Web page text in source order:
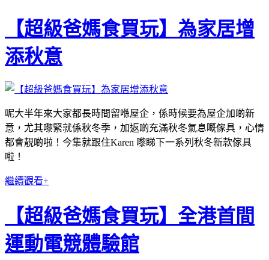
【超級爸媽食買玩】為家居增
添秋意
呢大半年來大家都長時間留喺屋企，係時候要為屋企加啲新
意，尤其嚟緊就係秋冬季，加返啲充滿秋冬氣息嘅傢具，心情
都會靚啲啦！今集就跟住Karen 嚟睇下一系列秋冬新款傢具
啦！
繼續觀看+
【超級爸媽食買玩】全港首間
運動電競體驗館